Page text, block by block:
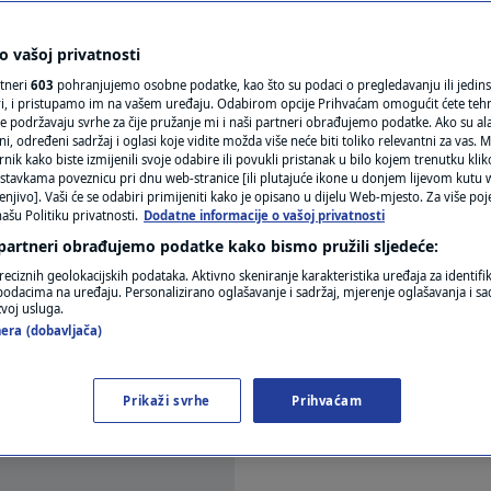
N1(DIS)INFO
FOTO
VIDEO
komentirao je činjenicu da je Arena Sport
Mehmetija odluka je donijeta jer su kanali
na snazi na Kosovu.
vašoj privatnosti
603 pohranjujemo osobne podatke, kao što su podaci o pregledavanju ili
i pristupamo im na vašem uređaju. Odabirom opcije Prihvaćam omogućit ćete
podržavaju svrhe za čije pružanje mi i naši partneri obrađujemo podatke. Ako su
određeni sadržaj i oglasi koje vidite možda više neće biti toliko relevantni za vas.
kako biste izmijenili svoje odabire ili povukli pristanak u bilo kojem trenutku
poveznicu pri dnu web-stranice [ili plutajuće ikone u donjem lijevom kutu
Vaši će se odabiri primijeniti kako je opisano u dijelu Web-mjesto. Za više
Politiku privatnosti. Dodatne informacije o vašoj privatnosti
obrađujemo podatke kako bismo pružili sljedeće:
geolokacijskih podataka. Aktivno skeniranje karakteristika uređaja za
na uređaju. Personalizirano oglašavanje i sadržaj, mjerenje oglašavanja i
usluga.
(dobavljača)
Prikaži svrhe Prihvaćam